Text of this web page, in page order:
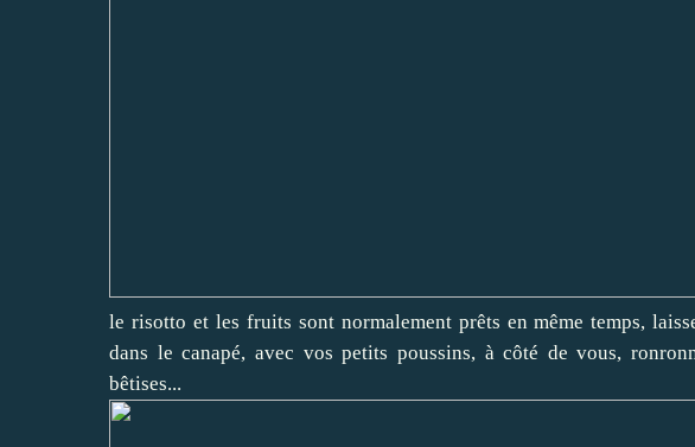
le risotto et les fruits sont normalement prêts en même temps,
dans le canapé, avec vos petits poussins, à côté de vous,
bêtises...